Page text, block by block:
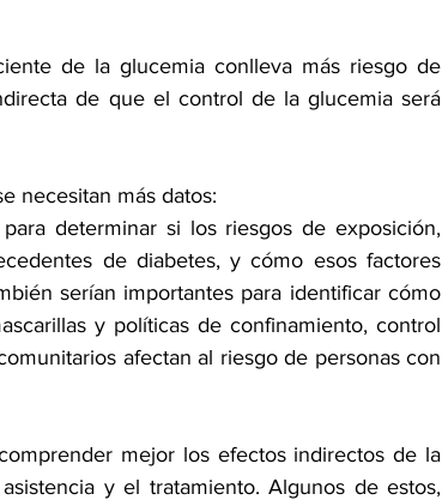
de la glucemia conlleva más riesgo de
de que el control de la glucemia será
necesitan más datos:
determinar si los riesgos de exposición,
de diabetes, y cómo esos factores
serían importantes para identificar cómo
y políticas de confinamiento, control
afectan al riesgo de personas con
mejor los efectos indirectos de la
y el tratamiento. Algunos de estos,